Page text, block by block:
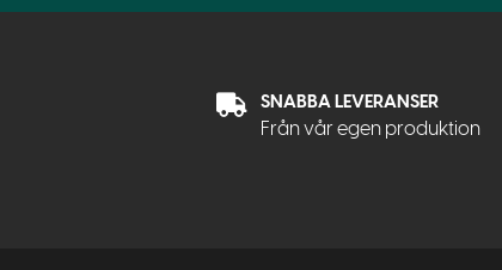
SNABBA LEVERANSER
Från vår egen produktion